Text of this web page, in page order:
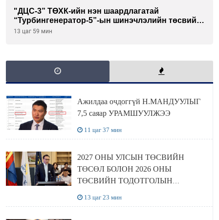
"ДЦС-3” ТӨХК-ийн нэн шаардлагатай
“Турбингенератор-5”-ын шинэчлэлийн төсвийг
шийдвэрлэхээр болов
13 цаг 59 мин
Ажилдаа очдоггүй Н.МАНДУУЛЫГ
7,5 саяар УРАМШУУЛЖЭЭ
11 цаг 37 мин
2027 ОНЫ УЛСЫН ТӨСВИЙН
ТӨСӨЛ БОЛОН 2026 ОНЫ
ТӨСВИЙН ТОДОТГОЛЫН
ТӨСЛИЙН ОЛОН НИЙТИЙН
ХЭЛЭЛЦҮҮЛЭГ БОЛЛОО
13 цаг 23 мин